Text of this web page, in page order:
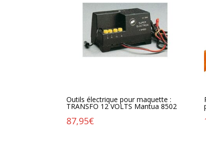
Outils électrique pour maquette :
TRANSFO 12 VOLTS Mantua 8502
87,95€